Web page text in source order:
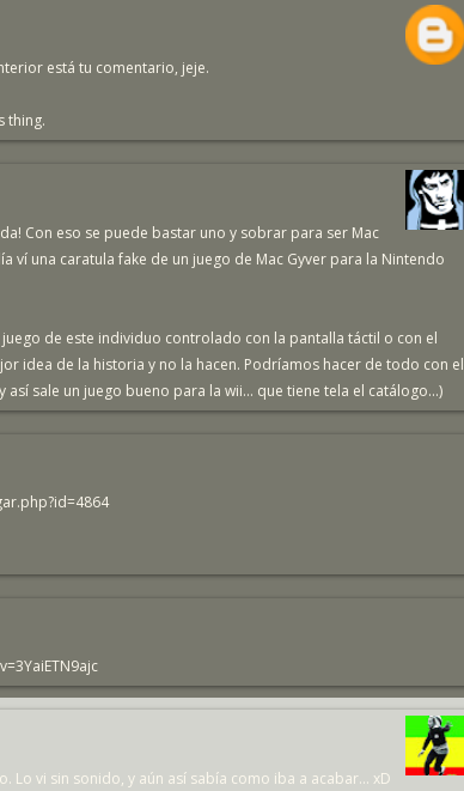
está tu comentario, jeje.
thing.
Con eso se puede bastar uno y sobrar para ser Mac
ví una caratula fake de un juego de Mac Gyver para la Nintendo
de este individuo controlado con la pantalla táctil o con el
idea de la historia y no la hacen. Podríamos hacer de todo con el
así sale un juego bueno para la wii... que tiene tela el catálogo...)
Lo vi sin sonido, y aún así sabía como iba a acabar... xD